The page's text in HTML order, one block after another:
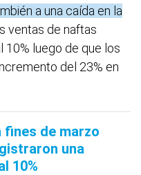
a una caída en la
ventas de naftas
10% luego de que los
del 23% en
fines de marzo
una
10%